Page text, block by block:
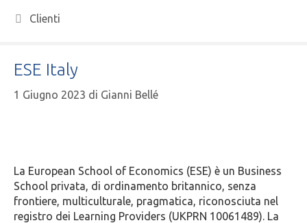
Clienti
ESE Italy
1 Giugno 2023 di Gianni Bellé
La European School of Economics (ESE) è un Business
School privata, di ordinamento britannico, senza
frontiere, multiculturale, pragmatica, riconosciuta nel
registro dei Learning Providers (UKPRN 10061489). La